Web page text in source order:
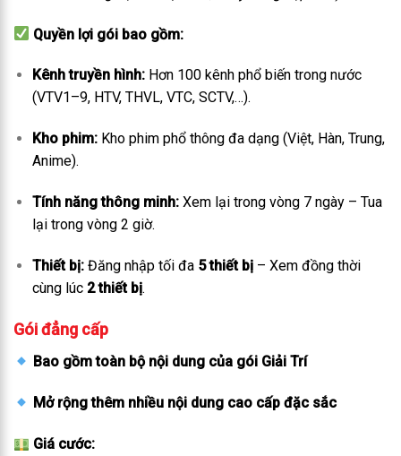
Quyền lợi gói bao gồm:
Kênh truyền hình:Hơn 100 kênh phổ biến trong nước
(VTV1–9, HTV, THVL, VTC, SCTV,…).
Kho phim:Kho phim phổ thông đa dạng (Việt, Hàn, Trung,
Anime).
Tính năng thông minh:Xem lại trong vòng 7 ngày – Tua
lại trong vòng 2 giờ.
Thiết bị:Đăng nhập tối đa 5 thiết bị– Xem đồng thời
cùng lúc 2 thiết bị.
Gói đẳng cấp
Bao gồm toàn bộ nội dung của gói Giải Trí
Mở rộng thêm nhiều nội dung cao cấp đặc sắc
Giá cước: